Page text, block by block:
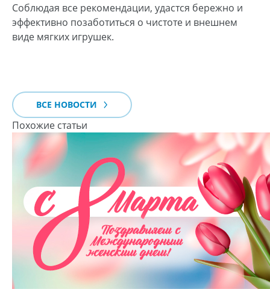
Соблюдая все рекомендации, удастся бережно и
эффективно позаботиться о чистоте и внешнем
виде мягких игрушек.
ВСЕ НОВОСТИ
Похожие статьи